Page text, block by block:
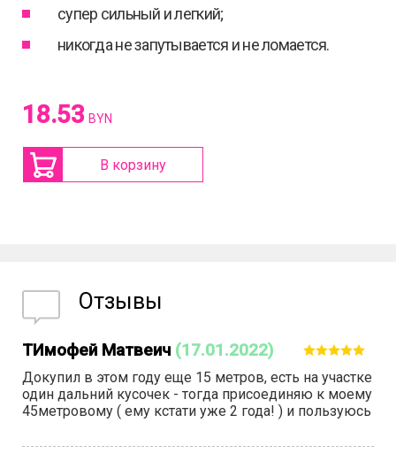
супер сильный и легкий;
никогда не запутывается и не ломается.
18.53 BYN
В корзину
Отзывы
ТИмофей Матвеич (17.01.2022)
Докупил в этом году еще 15 метров, есть на участке
один дальний кусочек - тогда присоединяю к моему
45метровому ( ему кстати уже 2 года! ) и пользуюсь